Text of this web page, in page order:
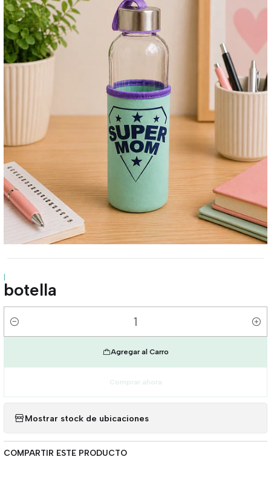
|
botella
Cantidad
Agregar al Carro
Comprar ahora
Mostrar stock de ubicaciones
COMPARTIR ESTE PRODUCTO